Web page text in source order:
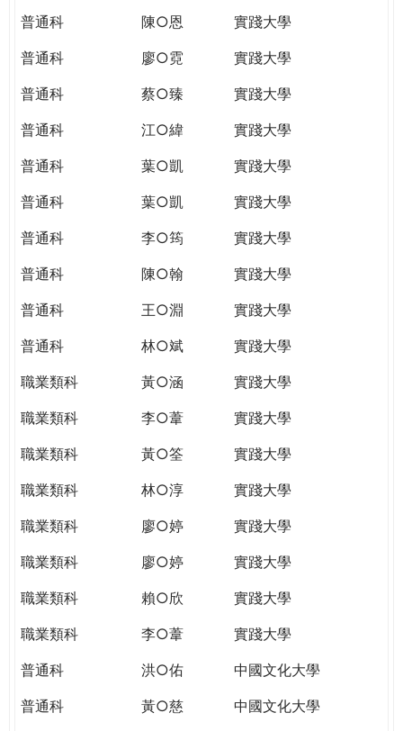
普通科
陳○恩
實踐大學
普通科
廖○霓
實踐大學
普通科
蔡○臻
實踐大學
普通科
江○緯
實踐大學
普通科
葉○凱
實踐大學
普通科
葉○凱
實踐大學
普通科
李○筠
實踐大學
普通科
陳○翰
實踐大學
普通科
王○淵
實踐大學
普通科
林○斌
實踐大學
職業類科
黃○涵
實踐大學
職業類科
李○葦
實踐大學
職業類科
黃○筌
實踐大學
職業類科
林○淳
實踐大學
職業類科
廖○婷
實踐大學
職業類科
廖○婷
實踐大學
職業類科
賴○欣
實踐大學
職業類科
李○葦
實踐大學
普通科
洪○佑
中國文化大學
普通科
黃○慈
中國文化大學